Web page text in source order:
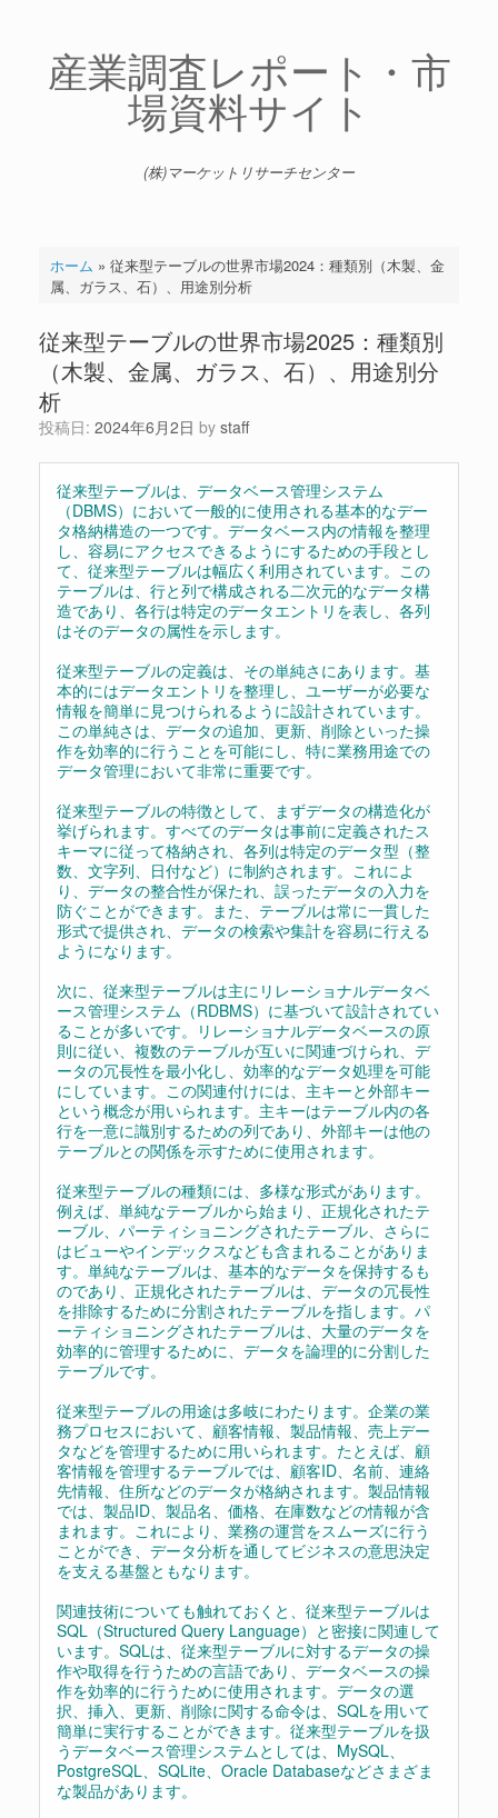
産業調査レポート・市
場資料サイト
(株)マーケットリサーチセンター
ホーム » 従来型テーブルの世界市場2024：種類別（木製、金
属、ガラス、石）、用途別分析
従来型テーブルの世界市場2025：種類別
（木製、金属、ガラス、石）、用途別分
析
投稿日: 2024年6月2日 by staff
従来型テーブルは、データベース管理システム
（DBMS）において一般的に使用される基本的なデー
タ格納構造の一つです。データベース内の情報を整理
し、容易にアクセスできるようにするための手段とし
て、従来型テーブルは幅広く利用されています。この
テーブルは、行と列で構成される二次元的なデータ構
造であり、各行は特定のデータエントリを表し、各列
はそのデータの属性を示します。
従来型テーブルの定義は、その単純さにあります。基
本的にはデータエントリを整理し、ユーザーが必要な
情報を簡単に見つけられるように設計されています。
この単純さは、データの追加、更新、削除といった操
作を効率的に行うことを可能にし、特に業務用途での
データ管理において非常に重要です。
従来型テーブルの特徴として、まずデータの構造化が
挙げられます。すべてのデータは事前に定義されたス
キーマに従って格納され、各列は特定のデータ型（整
数、文字列、日付など）に制約されます。これによ
り、データの整合性が保たれ、誤ったデータの入力を
防ぐことができます。また、テーブルは常に一貫した
形式で提供され、データの検索や集計を容易に行える
ようになります。
次に、従来型テーブルは主にリレーショナルデータベ
ース管理システム（RDBMS）に基づいて設計されてい
ることが多いです。リレーショナルデータベースの原
則に従い、複数のテーブルが互いに関連づけられ、デ
ータの冗長性を最小化し、効率的なデータ処理を可能
にしています。この関連付けには、主キーと外部キー
という概念が用いられます。主キーはテーブル内の各
行を一意に識別するための列であり、外部キーは他の
テーブルとの関係を示すために使用されます。
従来型テーブルの種類には、多様な形式があります。
例えば、単純なテーブルから始まり、正規化されたテ
ーブル、パーティショニングされたテーブル、さらに
はビューやインデックスなども含まれることがありま
す。単純なテーブルは、基本的なデータを保持するも
のであり、正規化されたテーブルは、データの冗長性
を排除するために分割されたテーブルを指します。パ
ーティショニングされたテーブルは、大量のデータを
効率的に管理するために、データを論理的に分割した
テーブルです。
従来型テーブルの用途は多岐にわたります。企業の業
務プロセスにおいて、顧客情報、製品情報、売上デー
タなどを管理するために用いられます。たとえば、顧
客情報を管理するテーブルでは、顧客ID、名前、連絡
先情報、住所などのデータが格納されます。製品情報
では、製品ID、製品名、価格、在庫数などの情報が含
まれます。これにより、業務の運営をスムーズに行う
ことができ、データ分析を通してビジネスの意思決定
を支える基盤ともなります。
関連技術についても触れておくと、従来型テーブルは
SQL（Structured Query Language）と密接に関連して
います。SQLは、従来型テーブルに対するデータの操
作や取得を行うための言語であり、データベースの操
作を効率的に行うために使用されます。データの選
択、挿入、更新、削除に関する命令は、SQLを用いて
簡単に実行することができます。従来型テーブルを扱
うデータベース管理システムとしては、MySQL、
PostgreSQL、SQLite、Oracle Databaseなどさまざま
な製品があります。